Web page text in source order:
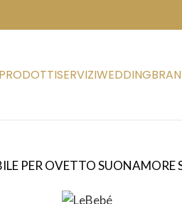
PRODOTTISERVIZIWEDDING
PER OVETTO SUONAMORE